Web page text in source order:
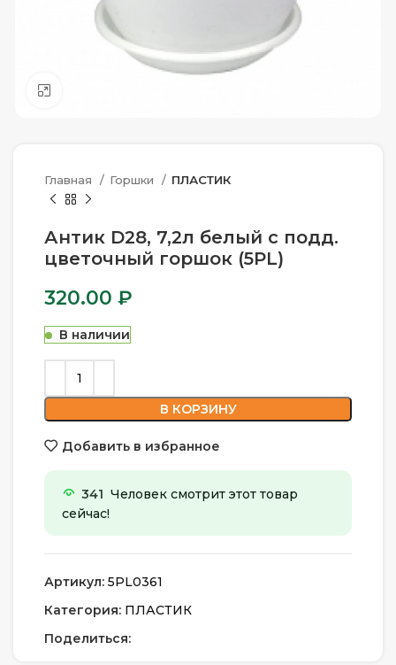
Главная Горшки ПЛАСТИК
Антик D28, 7,2л белый с подд.
цветочный горшок (5PL)
320.00 ₽
В наличии
В КОРЗИНУ
Добавить в избранное
341 Человек смотрит этот товар
сейчас!
Артикул: 5PL0361
Категория: ПЛАСТИК
Поделиться: